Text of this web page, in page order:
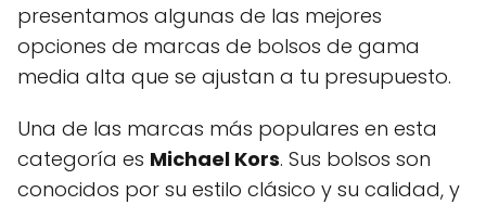
presentamos algunas de las mejores
opciones de marcas de bolsos de gama
media alta que se ajustan a tu presupuesto.
Una de las marcas más populares en esta
categoría es Michael Kors. Sus bolsos son
conocidos por su estilo clásico y su calidad, y